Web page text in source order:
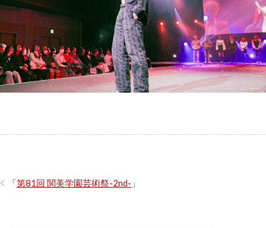
「第81回 関美学園芸術祭-2nd- 」